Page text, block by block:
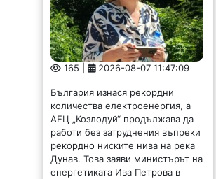
165 | 2026-08-07 11:47:09
България изнася рекордни
количества електроенергия, а
АЕЦ „Козлодуй“ продължава да
работи без затруднения въпреки
рекордно ниските нива на река
Дунав. Това заяви министърът на
енергетиката Ива Петрова в